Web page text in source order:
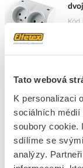
Tato webová
K personalizaci
sociálních
soubory cookie.
sdílíme se
analýzy.
Kód
ks